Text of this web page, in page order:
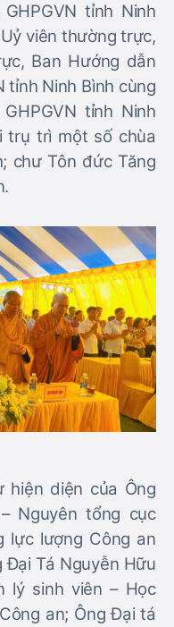
tỉnh Ninh
viên thường trực,
Ban Hướng dẫn
tỉnh Ninh Bình cùng
tỉnh Ninh
trụ trì một số chùa
chư Tôn đức Tăng
hiện diện của Ông
Nguyên tổng cục
lực lượng Công an
Đại Tá Nguyễn Hữu
lý sinh viên – Học
an; Ông Đại tá